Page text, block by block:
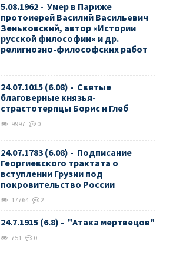
5.08.1962 - Умер в Париже
протоиерей Василий Васильевич
Зеньковский, автор «Истории
русской философии» и др.
религиозно-философских работ
24.07.1015 (6.08) - Святые
благоверные князья-
страстотерпцы Борис и Глеб
9997 0
24.07.1783 (6.08) - Подписание
Георгиевского трактата о
вступлении Грузии под
покровительство России
17764 2
24.7.1915 (6.8) - "Атака мертвецов"
751 0